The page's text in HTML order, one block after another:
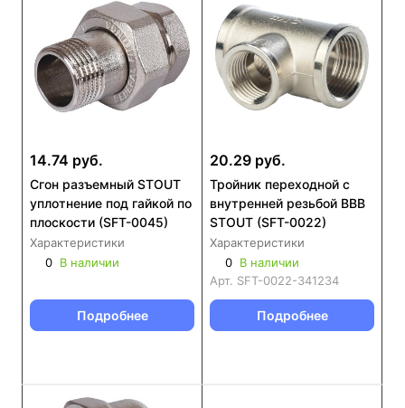
14.74 руб.
Сгон разъемный STOUT
уплотнение под гайкой по
плоскости (SFT-0045)
Характеристики
0 В наличии
Подробнее
20.29 руб.
Тройник переходной с
внутренней резьбой ВВВ
STOUT (SFT-0022)
Характеристики
0 В наличии
Арт. SFT-0022-341234
Подробнее